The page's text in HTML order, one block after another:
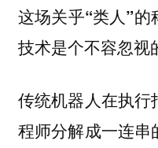
这场关乎“类人”
技术是个不容忽视
传统机器人在执
程师分解成一连